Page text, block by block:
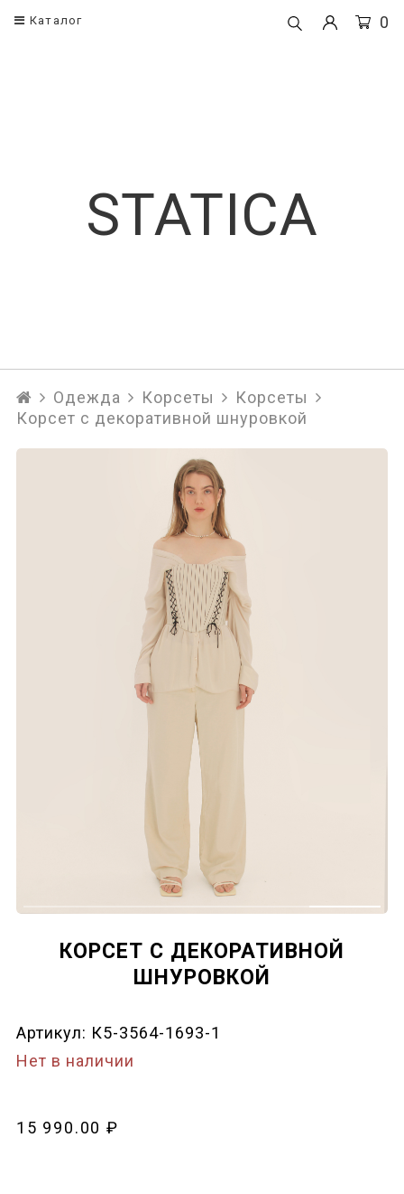
Каталог 0
STATICA
Одежда Корсеты
Корсеты
Корсет с декоративной шнуровкой
КОРСЕТ С ДЕКОРАТИВНОЙ
ШНУРОВКОЙ
Артикул: К5-3564-1693-1
Нет в наличии
15 990.00 ₽
Рубашки и блузы
Топы
Аксессуары